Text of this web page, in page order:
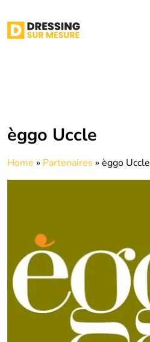
èggo Uccle
Home » Partenaires » èggo Uccle